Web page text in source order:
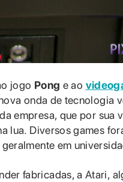
jogo Pong e ao
onda de tecnologia
empresa, que por sua
lua. Diversos games
em
fabricadas, a Atari,